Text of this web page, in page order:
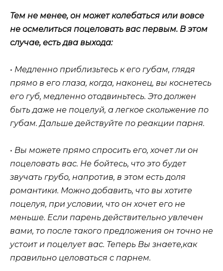
Тем не менее, он может колебаться или вовсе
не осмелиться поцеловать вас первым. В этом
случае, есть два выхода:
• Медленно приблизьтесь к его губам, глядя
прямо в его глаза, когда, наконец, вы коснетесь
его губ, медленно отодвиньтесь. Это должен
быть даже не поцелуй, а легкое скольжение по
губам. Дальше действуйте по реакции парня.
• Вы можете прямо спросить его, хочет ли он
поцеловать вас. Не бойтесь, что это будет
звучать грубо, напротив, в этом есть доля
романтики. Можно добавить, что вы хотите
поцелуя, при условии, что он хочет его не
меньше. Если парень действительно увлечен
вами, то после такого предложения он точно не
устоит и поцелует вас. Теперь Вы знаете,как
правильно целоваться с парнем.